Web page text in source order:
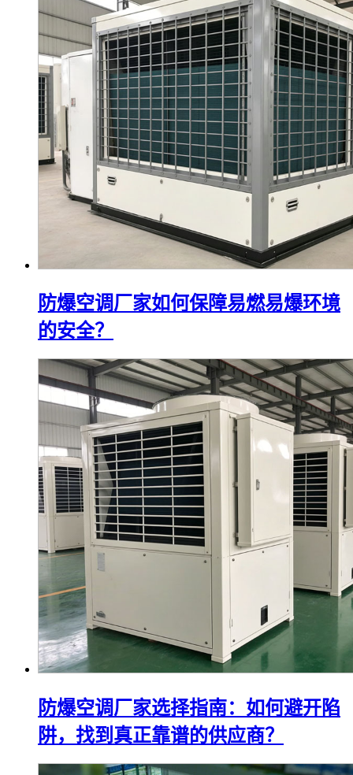
防爆空调厂家如何保障易燃易爆环境
的安全？
防爆空调厂家选择指南：如何避开陷
阱，找到真正靠谱的供应商？